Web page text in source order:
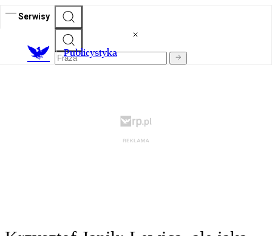
Serwisy
Publicystyka